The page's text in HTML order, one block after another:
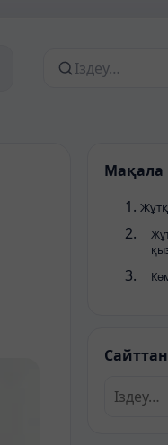
Сайттан іздеу